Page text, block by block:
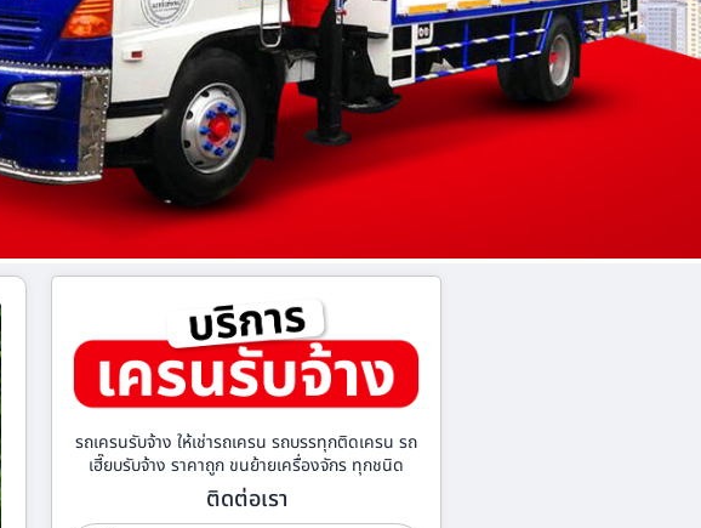
รถเครนรับจ้าง ให้เช่ารถเครน รถบรรทุกติดเครน รถ
เฮี๊ยบรับจ้าง ราคาถูก ขนย้ายเครื่องจักร ทุกชนิด
ติดต่อเรา